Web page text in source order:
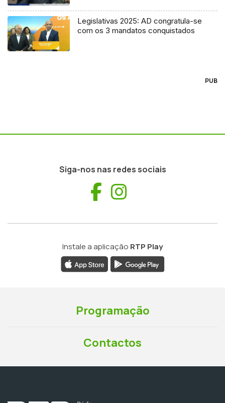
Legislativas 2025: AD congratula-se
com os 3 mandatos conquistados
PUB
Siga-nos nas redes sociais
Facebook
Instale a aplicação RTP Play
Programação
Contactos